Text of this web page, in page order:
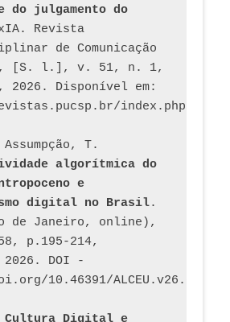
do julgamento do
Revista
de Comunicação
[S. l.], v. 51, n. 1,
2026. Disponível em:
algorítmica do
e
digital no Brasil.
de Janeiro, online),
p.195-214,
DOI -
10.46391/